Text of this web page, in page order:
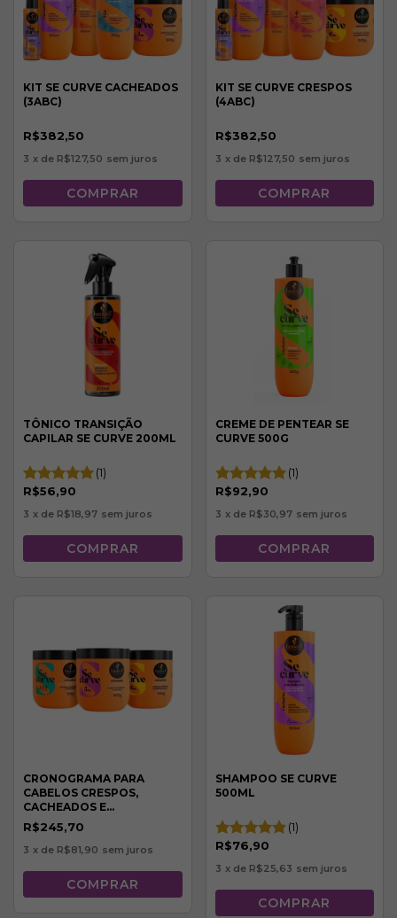
KIT SE CURVE CACHEADOS
(3ABC)
R$382,50
3 x de R$127,50 sem juros
KIT SE CURVE CRESPOS
(4ABC)
R$382,50
3 x de R$127,50 sem juros
TÔNICO TRANSIÇÃO
CAPILAR SE CURVE 200ML
(1)
R$56,90
3 x de R$18,97 sem juros
CREME DE PENTEAR SE
CURVE 500G
(1)
R$92,90
3 x de R$30,97 sem juros
CRONOGRAMA PARA
CABELOS CRESPOS,
CACHEADOS E
ONDULADOS 500G
R$245,70
3 x de R$81,90 sem juros
SHAMPOO SE CURVE
500ML
(1)
R$76,90
3 x de R$25,63 sem juros